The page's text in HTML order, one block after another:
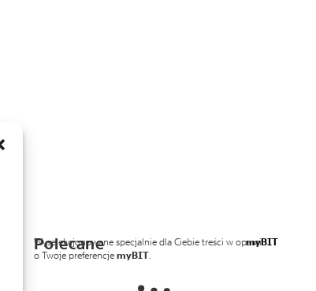
Polecane myBIT
Wyselekcjonowane specjalnie dla Ciebie treści w oparciu
o Twoje preferencjemyBIT.